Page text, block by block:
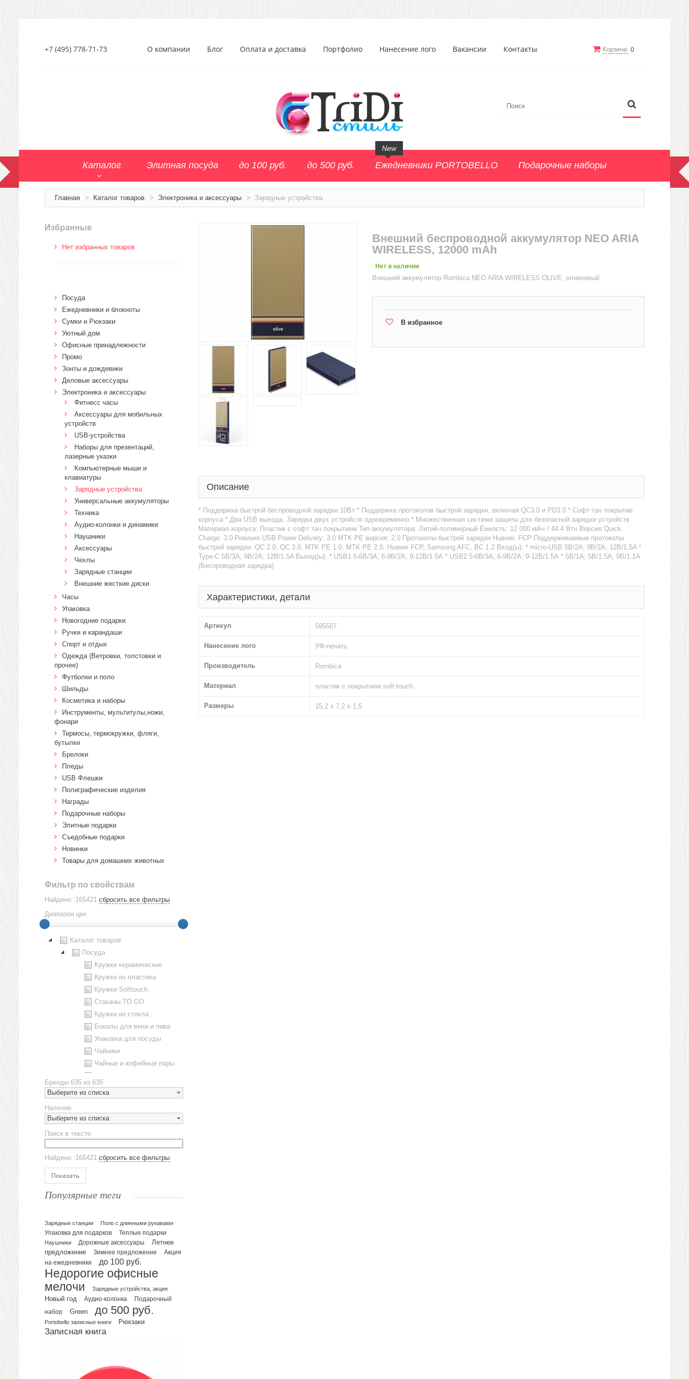
Корзина: 0
+7 (495) 778-71-73 О компании Блог Оплата и доставка Портфолио Нанесение лого Вакансии Контакты
Каталог Элитная посуда до 100 руб. до 500 руб. Ежедневники PORTOBELLO
New
Подарочные наборы
Главная > Каталог товаров > Электроника и аксессуары > Зарядные устройства
Внешний беспроводной аккумулятор NEO ARIA
WIRELESS, 12000 mAh
Нет в наличии
Внешний аккумулятор Rombica NEO ARIA WIRELESS OLIVE, оливковый
В избранное
Описание
* Поддержка быстрой беспроводной зарядки 10Вт * Поддержка протоколов быстрой зарядки, включая QC3.0 и PD3.0 * Софт тач покрытие
корпуса * Два USB выхода. Зарядка двух устройств одновременно * Множественная система защиты для безопасной зарядки устройств
Материал корпуса: Пластик с софт тач покрытием Тип аккумулятора: Литий-полимерный Ёмкость: 12 000 мАч / 44.4 Втч Версия Quick
Charge: 3.0 Ревизия USB Power Delivery: 3.0 MTK PE версия: 2.0 Протоколы быстрой зарядки Huawei: FCP Поддерживаемые протоколы
быстрой зарядки: QC 2.0, QC 3.0, MTK PE 1.0, MTK PE 2.0, Huawei FCP, Samsung AFC, BC 1.2 Вход(ы): * micro-USB 5В/2А; 9В/2А; 12В/1.5A *
Type-C 5В/3А; 9В/2А; 12В/1.5A Выход(ы): * USB1 5-6В/3А; 6-9В/2А; 9-12В/1.5А * USB2 5-6В/3А; 6-9В/2А; 9-12В/1.5А * 5В/1А; 5В/1.5А; 9В/1.1А
(Беспроводная зарядка)
Характеристики, детали
Артикул 595507
Нанесение лого УФ-печать
Производитель Rombica
Материал пластик с покрытием soft-touch
Размеры 15,2 х 7,2 х 1,5
Избранные
Нет избранных товаров
Посуда
Ежедневники и блокноты
Сумки и Рюкзаки
Уютный дом
Офисные принадлежности
Промо
Зонты и дождевики
Деловые аксессуары
Электроника и аксессуары
Фитнесс часы
Аксессуары для мобильных
устройств
USB-устройства
Наборы для презентаций,
лазерные указки
Компьютерные мыши и
клавиатуры
Зарядные устройства
Универсальные аккумуляторы
Техника
Аудио-колонки и динамики
Наушники
Аксессуары
Чехлы
Зарядные станции
Внешние жесткие диски
Часы
Упаковка
Новогодние подарки
Ручки и карандаши
Спорт и отдых
Одежда (Ветровки, толстовки и
прочее)
Футболки и поло
Шильды
Косметика и наборы
Инструменты, мультитулы,ножи,
фонари
Термосы, термокружки, фляги,
бутылки
Брелоки
Пледы
USB Флешки
Полиграфические изделия
Награды
Подарочные наборы
Элитные подарки
Cъедобные подарки
Новинки
Товары для домашних животных
Фильтр по свойствам
Найдено :165421 сбросить все фильтры
Диапазон цен
Каталог товаров
Посуда
Кружки керамические
Кружки из пластика
Кружки Softtouch
Стаканы TO GO
Кружки из стекла
Бокалы для вина и пива
Упаковка для посуды
Чайники
Чайные и кофейные пары
Наборы посуды
Предметы сервировки
Стаканы
Эко кружки
ЕВРОПОСУДА
Аксессуары
Ежедневники и блокноты
Датированные ежедневники
Планинги и телефонные книжки
Планинги датированные
Планинги недатированные
Телефонные книжки
Еженедельники
Органайзер на ежедневник
Сумки и Рюкзаки
Сумки для планшетов и ноутбуков
Рюкзаки
Конференц-сумки
Несессеры и косметички
Бренды 635 из 635
Выберите из списка
Наличие
Выберите из списка
Поиск в тексте
Найдено :165421 сбросить все фильтры
Показать
Популярные теги
Зарядные станции Поло с длинными рукавами
Упаковка для подарков
Теплые подарки
Наушники
Дорожные аксессуары
Летнее
предложение
Зимнее предложение
Акция
на ежедневники
до 100 руб.
Недорогие офисные
мелочи
Зарядные устройства, акция
Новый год Аудио-колонка
Подарочный
набор
Green до 500 руб.
Portobello записные книги Рюкзаки
Записная книга